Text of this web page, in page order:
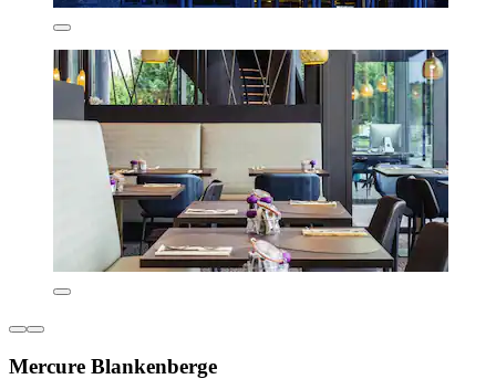
Mercure Blankenberge